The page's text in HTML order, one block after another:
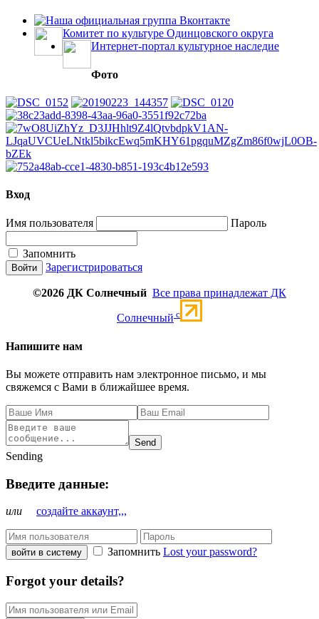
Наша официальная группа Вконтакте
Комитет по культуре Одинцовского округа
Интернет-портал культурное наследие
Фото
Вход
Имя пользователя Пароль
Запомнить
Зарегистрироваться
©2026 ДК Солнечный Все права принадлежат ДК
Солнечный c
Напишите нам
Вы можете отправить нам электронное письмо, и мы
свяжемся с Вами в ближайшее время.
Send
Sending
Введите данные:
или создайте аккаунт,,,
войти в систему Запомнить Lost your password?
Forgot your details?